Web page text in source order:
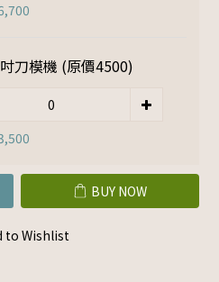
刀模機 (原價4500)
BUY NOW
to Wishlist